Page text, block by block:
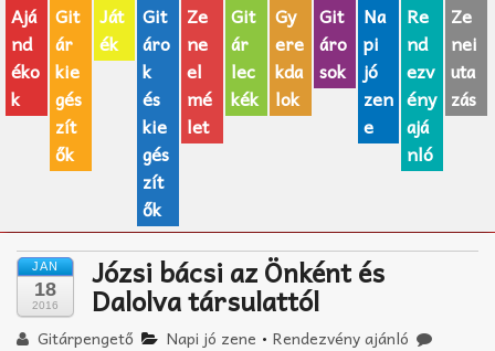
AJÁNDÉK ÖTLETEK
Vicces
GITÁR MÁRKÁK
TOP100 nóta
Zeneiskolák
Zeneszerzés alapjai
Ajá
nd
éko
k
Git
ár
kie
gés
zít
ők
Ját
ék
Git
áro
k
és
kie
gés
zít
ők
Ze
ne
el
mé
let
Git
ár
lec
kék
Gy
ere
kda
lok
Git
áro
sok
Na
pi
jó
zen
e
Re
nd
ezv
ény
ajá
nló
Ze
nei
uta
zás
JAN
18
2016
Józsi bácsi az Önként és
Dalolva társulattól
Gitárpengető Napi jó zene •Rendezvény ajánló